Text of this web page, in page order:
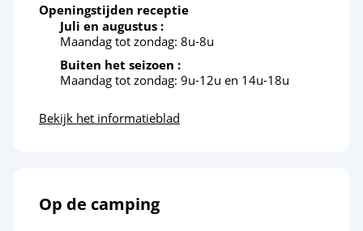
Openingstijden receptie
Juli en augustus :
Maandag tot zondag: 8u-8u
Buiten het seizoen :
Maandag tot zondag: 9u-12u en 14u-18u
Bekijk het informatieblad
Op de camping